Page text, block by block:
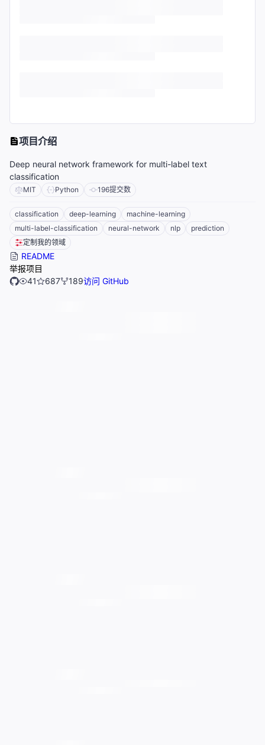
项目介绍
Deep neural network framework for multi-label text
classification
MIT Python 196提交数
classification deep-learning
machine-learning
multi-label-classification
neural-network nlp
prediction
定制我的领域
README
举报项目
41
687 189访问 GitHub